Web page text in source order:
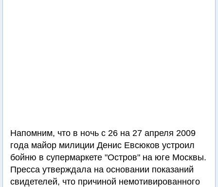
Напомним, что в ночь с 26 на 27 апреля 2009
года майор милиции Денис Евсюков устроил
бойню в супермаркете "Остров" на юге Москвы.
Пресса утверждала на основании показаний
свидетелей, что причиной немотивированного